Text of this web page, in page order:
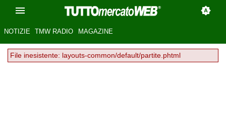
NOTIZIE TMW RADIO MAGAZINE
File inesistente: layouts-common/default/partite.phtml